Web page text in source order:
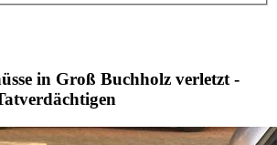
in Groß Buchholz verletzt -